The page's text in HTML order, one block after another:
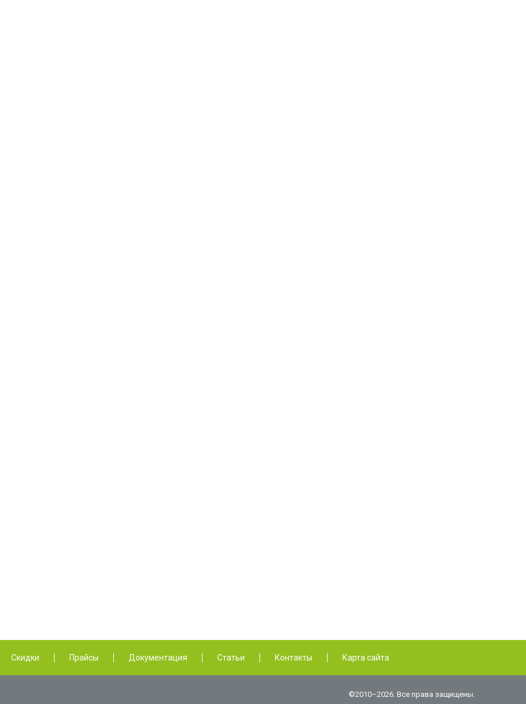
Скидки Прайсы Документация Статьи Контакты Карта сайта
©2010–2026. Все права защищены.